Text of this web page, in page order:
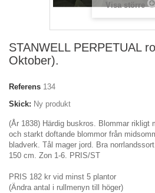
Visa större
STANWELL PERPETUAL
Oktober).
Referens 134
Skick: Ny produkt
(År 1838) Härdig buskros. Blommar rikligt
och starkt doftande blommor från
bladverk. Tål mager jord. Bra
150 cm. Zon 1-6. PRIS/ST
PRIS 182 kr vid minst 5 plantor
(Ändra antal i rullmenyn till höger)